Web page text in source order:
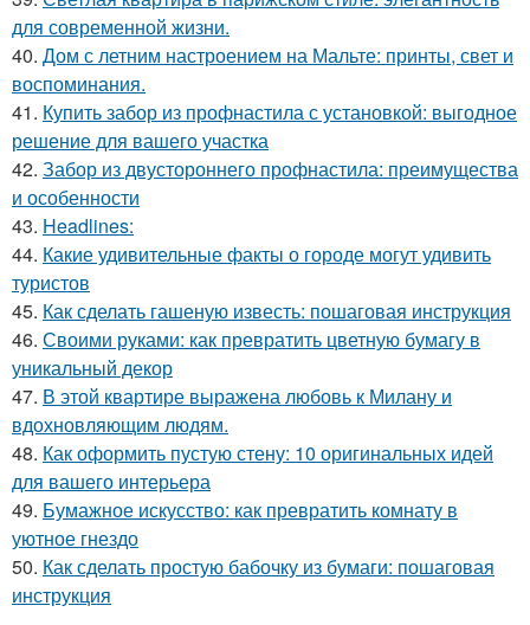
для современной жизни.
40. Дом с летним настроением на Мальте: принты, свет и
воспоминания.
41. Купить забор из профнастила с установкой: выгодное
решение для вашего участка
42. Забор из двустороннего профнастила: преимущества
и особенности
43. Headlines:
44. Какие удивительные факты о городе могут удивить
туристов
45. Как сделать гашеную известь: пошаговая инструкция
46. Своими руками: как превратить цветную бумагу в
уникальный декор
47. В этой квартире выражена любовь к Милану и
вдохновляющим людям.
48. Как оформить пустую стену: 10 оригинальных идей
для вашего интерьера
49. Бумажное искусство: как превратить комнату в
уютное гнездо
50. Как сделать простую бабочку из бумаги: пошаговая
инструкция